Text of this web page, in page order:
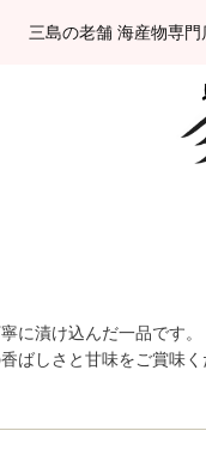
三島の老舗 海産物専
に漬け込んだ一品です。
ばしさと甘味をご賞味く